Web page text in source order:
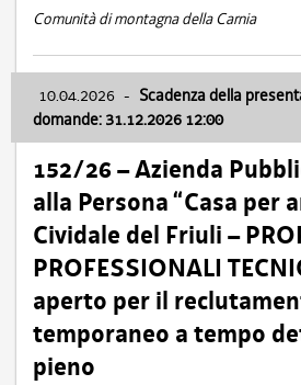
Comunità di montagna della Carnia
10.04.2026 - Scadenza della
domande: 31.12.2026 12:00
152/26 – Azienda
alla Persona “Casa per
Cividale del Friuli –
PROFESSIONALI
aperto per il
temporaneo a tempo
pieno